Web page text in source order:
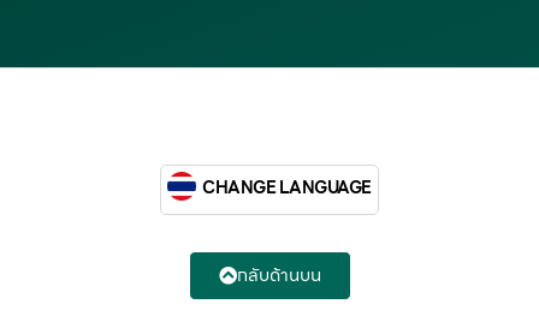
CHANGE LANGUAGE
กลับด้านบน